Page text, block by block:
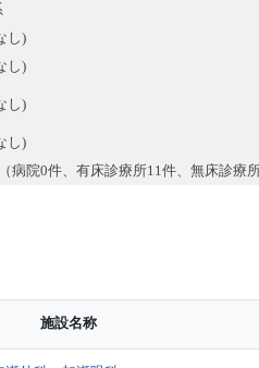
し)
し)
し)
し)
病院0件、有床診療所11件、無床診療
施設名称